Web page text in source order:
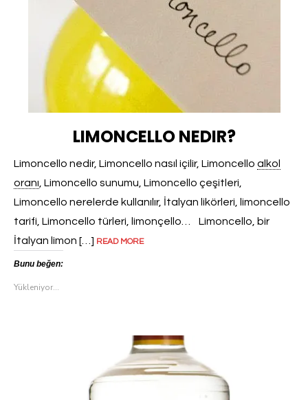
LIMONCELLO NEDIR?
Limoncello nedir, Limoncello nasıl içilir, Limoncello alkol
oranı , Limoncello sunumu, Limoncello çeşitleri,
Limoncello nerelerde kullanılır, İtalyan likörleri, limoncello
tarifi, Limoncello türleri, limonçello… Limoncello, bir
İtalyan limon […] READ MORE
Bunu beğen:
Yükleniyor...